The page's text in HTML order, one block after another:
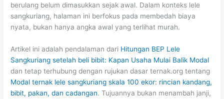
berulang belum dimasukkan sejak awal. Dalam konteks lele
sangkuriang, halaman ini berfokus pada membedah biaya
nyata, bukan hanya angka awal yang terlihat murah.
Artikel ini adalah pendalaman dari Hitungan BEP Lele
Sangkuriang setelah beli bibit: Kapan Usaha Mulai Balik Modal
dan tetap terhubung dengan rujukan dasar ternak.org tentang
Modal ternak lele sangkuriang skala 100 ekor: rincian kandang,
bibit, pakan, dan cadangan. Tujuannya bukan menambah janji,